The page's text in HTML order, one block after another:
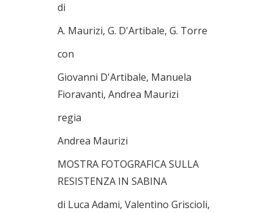
di
A. Maurizi, G. D'Artibale, G. Torre
con
Giovanni D'Artibale, Manuela
Fioravanti, Andrea Maurizi
regia
Andrea Maurizi
MOSTRA FOTOGRAFICA SULLA
RESISTENZA IN SABINA
di Luca Adami, Valentino Griscioli,